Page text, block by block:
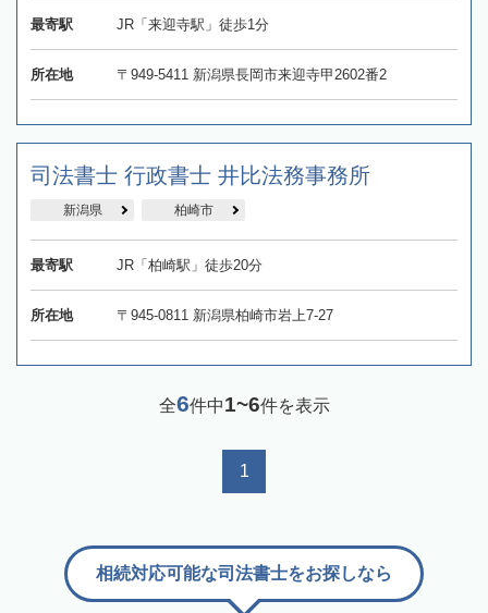
最寄駅 JR「来迎寺駅」徒歩1分
所在地 〒949-5411 新潟県長岡市来迎寺甲2602番2
司法書士 行政書士 井比法務事務所
新潟県 柏崎市
最寄駅 JR「柏崎駅」徒歩20分
所在地 〒945-0811 新潟県柏崎市岩上7-27
全6件中1~6件を表示
1
相続対応可能な司法書士をお探しなら